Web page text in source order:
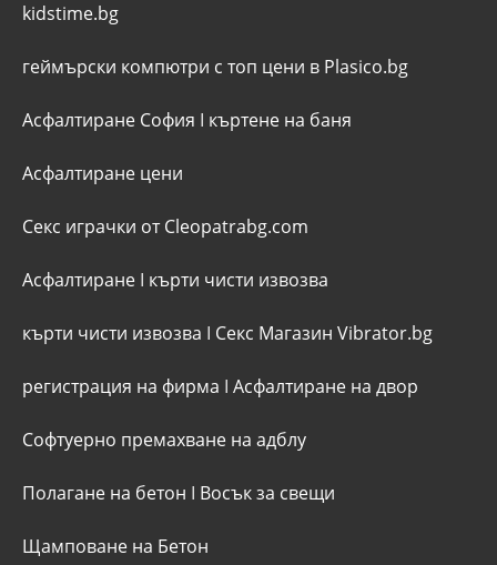
kidstime.bg
геймърски компютри с топ цени в Plasico.bg
Асфалтиране София I къртене на баня
Асфалтиране цени
Секс играчки от Cleopatrabg.com
Асфалтиране I кърти чисти извозва
кърти чисти извозва I Секс Магазин Vibrator.bg
регистрация на фирма I Асфалтиране на двор
Софтуерно премахване на адблу
Полагане на бетон I Восък за свещи
Щамповане на Бетон